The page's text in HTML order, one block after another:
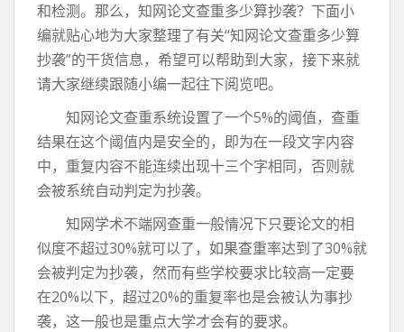
和检测。那么，知网论文查重多少算抄袭？下面小
编就贴心地为大家整理了有关“知网论文查重多少算
抄袭”的干货信息，希望可以帮助到大家，接下来就
请大家继续跟随小编一起往下阅览吧。
知网论文查重系统设置了一个5%的阈值，查重
结果在这个阈值内是安全的，即为在一段文字内容
中，重复内容不能连续出现十三个字相同，否则就
会被系统自动判定为抄袭。
知网学术不端网查重一般情况下只要论文的相
似度不超过30%就可以了，如果查重率达到了30%就
会被判定为抄袭，然而有些学校要求比较高一定要
在20%以下，超过20%的重复率也是会被认为事抄
袭，这一般也是重点大学才会有的要求。